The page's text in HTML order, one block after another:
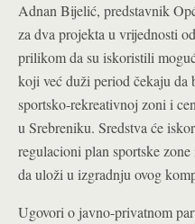
Adnan Bijelić, predstavnik
za dva projekta u vrijednosti
prilikom da su iskoristili
koji već duži period čekaju da
sportsko-rekreativnoj zoni i
u Srebreniku. Sredstva će
regulacioni plan sportske
da uloži u izgradnju ovog
Ugovori o javno-privatnom